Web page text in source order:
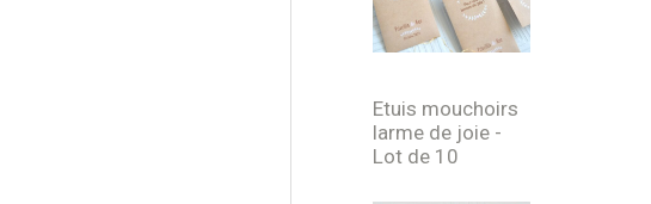
Etuis mouchoirs
larme de joie -
Lot de 10